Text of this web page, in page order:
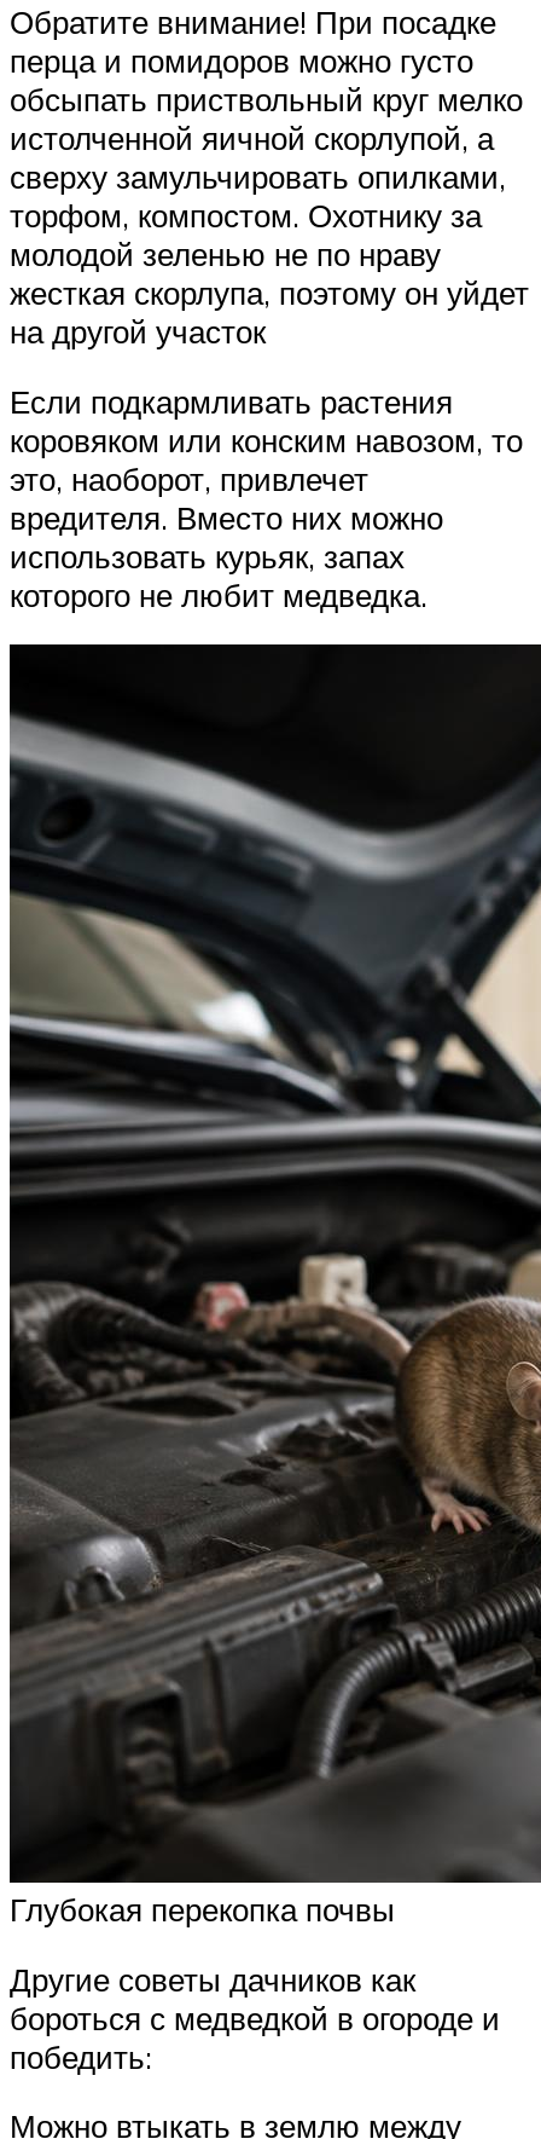
Обратите внимание! При посадке
перца и помидоров можно густо
обсыпать приствольный круг мелко
истолченной яичной скорлупой, а
сверху замульчировать опилками,
торфом, компостом. Охотнику за
молодой зеленью не по нраву
жесткая скорлупа, поэтому он уйдет
на другой участок
Если подкармливать растения
коровяком или конским навозом, то
это, наоборот, привлечет
вредителя. Вместо них можно
использовать курьяк, запах
которого не любит медведка.
Глубокая перекопка почвы
Другие советы дачников как
бороться с медведкой в огороде и
победить:
Можно втыкать в землю между